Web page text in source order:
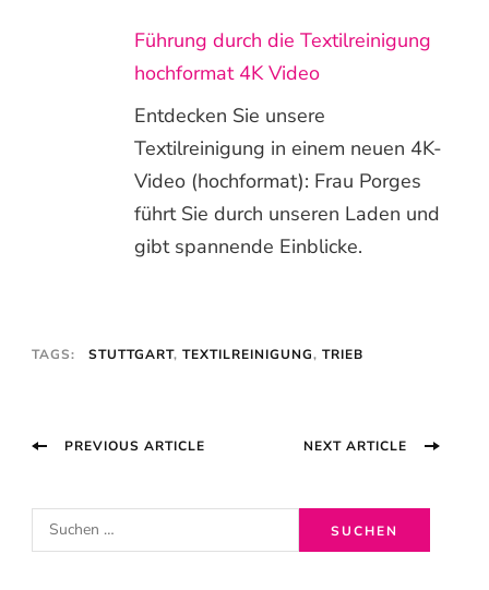
Führung durch die Textilreinigung
hochformat 4K Video
Entdecken Sie unsere
Textilreinigung in einem neuen 4K-
Video (hochformat): Frau Porges
führt Sie durch unseren Laden und
gibt spannende Einblicke.
TAGS: STUTTGART, TEXTILREINIGUNG, TRIEB
PostPREVIOUS ARTICLE NEXT ARTICLE
u